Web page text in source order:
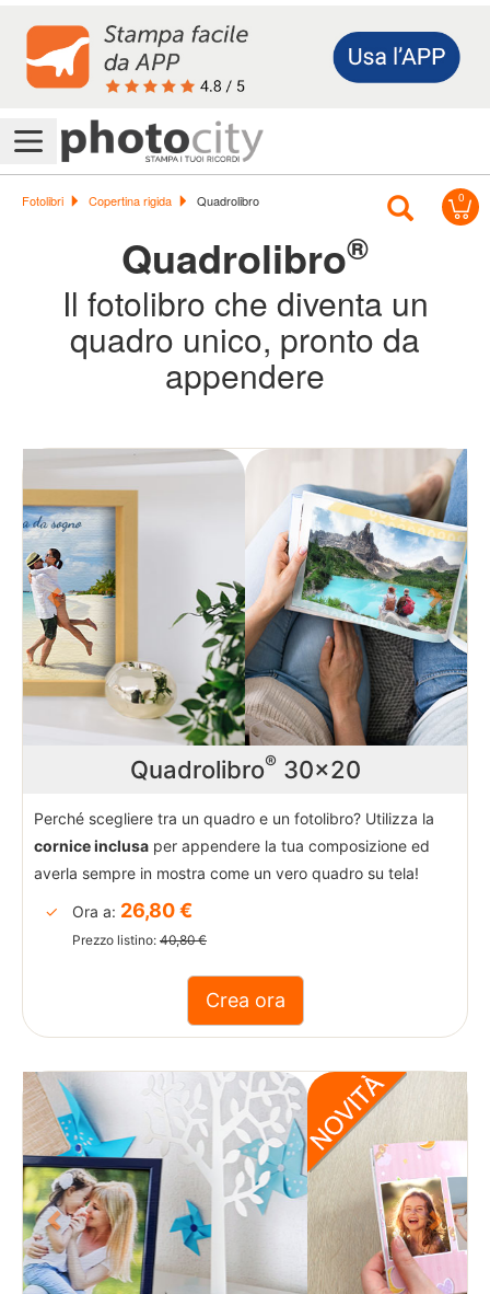
Offerte
Assistenza
Calendari
Fotolibri
Fotoarredo
Fotoregali
Pro
Lab
menù
Ritorna
al
menù
Promozioni
Fotolibri Copertina rigida Quadrolibro 0
Quadrolibro®
Il fotolibro che diventa un
quadro unico, pronto da
appendere
Previous Next
Quadrolibro®30x20
Perché scegliere tra un quadro e un fotolibro? Utilizza la
cornice inclusa per appendere la tua composizione ed
averla sempre in mostra come un vero quadro su tela!
Ora a: 26,80 €
Prezzo listino: 40,80 €
Previous